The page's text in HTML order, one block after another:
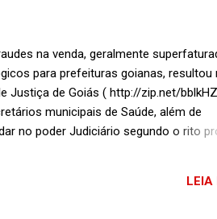
na venda, geralmente
para prefeituras goianas, resultou
Justiça de Goiás ( http://zip.net/
municipais de Saúde, além de
no poder Judiciário segundo o rito
haverá punição. A população conta
e os chamados formadores de
LEIA